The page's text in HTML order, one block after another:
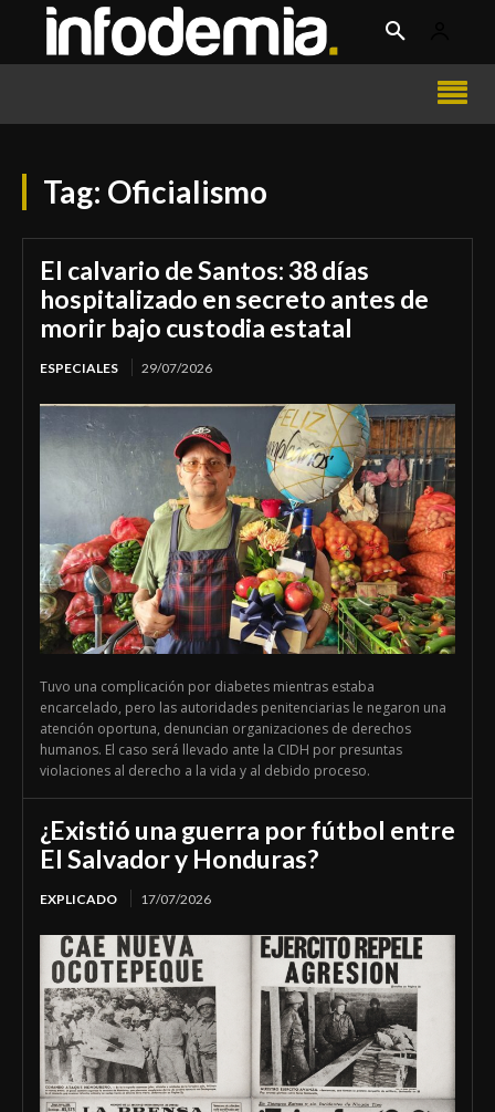
Tag: Oficialismo
El calvario de Santos: 38 días
hospitalizado en secreto antes de
morir bajo custodia estatal
ESPECIALES 29/07/2026
Tuvo una complicación por diabetes mientras estaba
encarcelado, pero las autoridades penitenciarias le negaron una
atención oportuna, denuncian organizaciones de derechos
humanos. El caso será llevado ante la CIDH por presuntas
violaciones al derecho a la vida y al debido proceso.
¿Existió una guerra por fútbol entre
El Salvador y Honduras?
EXPLICADO 17/07/2026